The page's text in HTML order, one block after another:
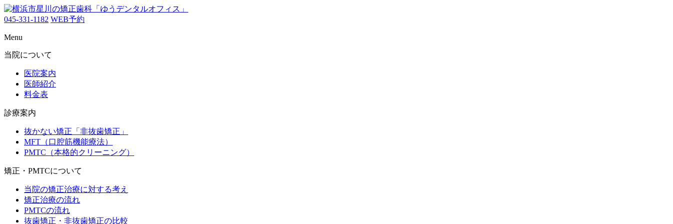
045-331-1182 WEB予約
Menu
当院について
医院案内
医師紹介
料金表
診療案内
抜かない矯正「非抜歯矯正」
MFT（口腔筋機能療法）
PMTC（本格的クリーニング）
矯正・PMTCについて
当院の矯正治療に対する考え
矯正治療の流れ
PMTCの流れ
抜歯矯正・非抜歯矯正の比較